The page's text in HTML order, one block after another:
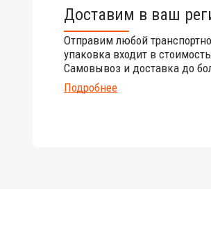
Доставим в ваш
Отправим любой
упаковка входит в
Самовывоз и доставка до
Подробнее